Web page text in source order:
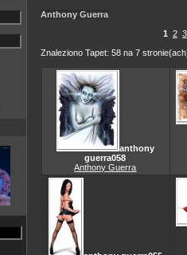
Anthony Guerra
1 2 3
Znaleziono Tapet: 58 na 7
anthony
guerra058
Anthony Guerra